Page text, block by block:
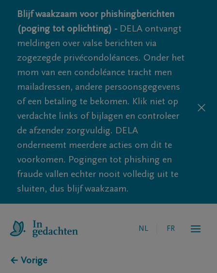
Blijf waakzaam voor phishingberichten
(poging tot oplichting) - DELA ontvangt
meldingen over valse berichten via
zogezegde privécondoléances. Onder het
mom van een condoléance tracht men
mailadressen, andere persoonsgegevens
of een betaling te bekomen. Klik niet op
verdachte links of bijlagen en controleer
de afzender zorgvuldig. DELA
onderneemt meerdere acties om dit te
voorkomen. Pogingen tot phishing en
fraude vallen echter nooit volledig uit te
sluiten, dus blijf waakzaam.
NL FR
← Vorige